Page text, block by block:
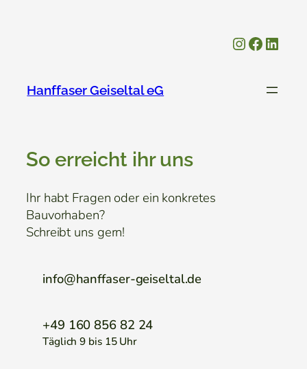
Instagram
Hanffaser Geiseltal eG
So erreicht ihr uns
Ihr habt Fragen oder ein konkretes
Bauvorhaben?
Schreibt uns gern!
info@hanffaser-geiseltal.de
+49 160 856 82 24
Täglich 9 bis 15 Uhr